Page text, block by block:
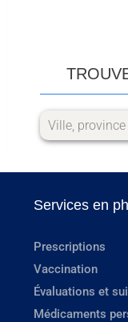
Services en
Prescriptions
Vaccination
Évaluations et
Médicaments